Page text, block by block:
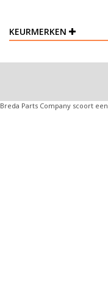
KEURMERKEN
Breda Parts Company scoort een